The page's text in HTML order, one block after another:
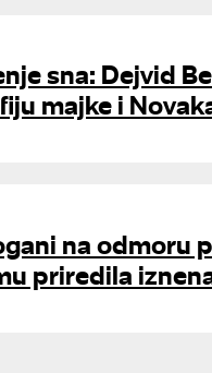
sna: Dejvid
majke i
na odmoru
priredila